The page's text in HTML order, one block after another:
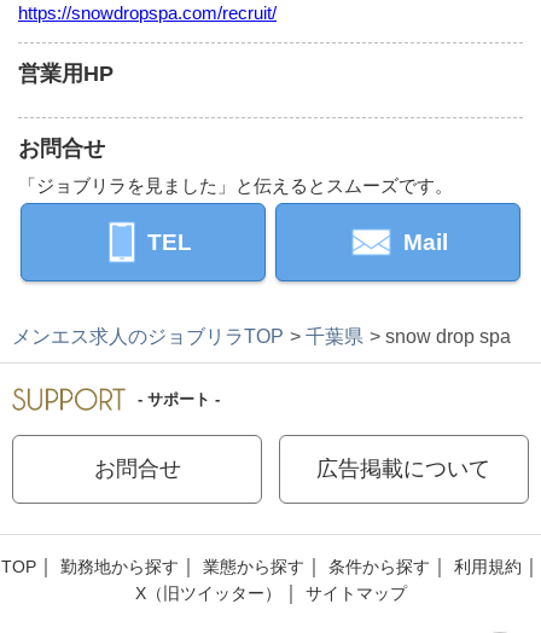
https://snowdropspa.com/recruit/
営業用HP
お問合せ
「ジョブリラを見ました」と伝えるとスムーズです。
TEL Mail
メンエス求人のジョブリラTOP 千葉県 snow drop spa
- サポート -
お問合せ 広告掲載について
TOP 勤務地から探す 業態から探す 条件から探す
利用規約
X（旧ツイッター）
サイトマップ